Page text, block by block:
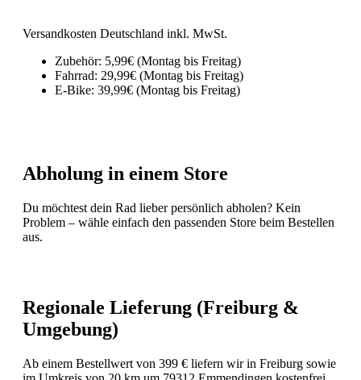
Versandkosten Deutschland inkl. MwSt.
Zubehör: 5,99€ (Montag bis Freitag)
Fahrrad: 29,99€ (Montag bis Freitag)
E-Bike: 39,99€ (Montag bis Freitag)
Abholung in einem Store
Du möchtest dein Rad lieber persönlich abholen? Kein
Problem – wähle einfach den passenden Store beim Bestellen
aus.
Regionale Lieferung (Freiburg &
Umgebung)
Ab einem Bestellwert von 399 € liefern wir in Freiburg sowie